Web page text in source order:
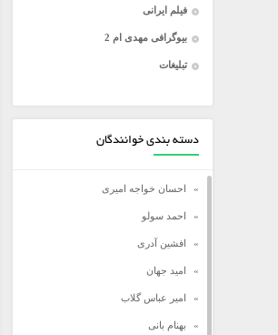
فیلم ایرانی
بیوگرافی مهدی ام 2
تبلیغات
دسته بندی خوانندگان
احسان خواجه امیری
احمد سولو
افشین آدری
امید جهان
امیر عباس گلاب
بهنام بانی